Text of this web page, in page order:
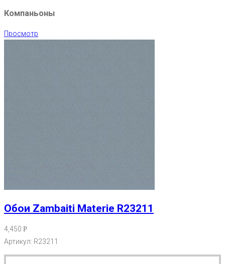
Компаньоны
Просмотр
Обои Zambaiti Materie R23211
4,450 Р
Артикул: R23211